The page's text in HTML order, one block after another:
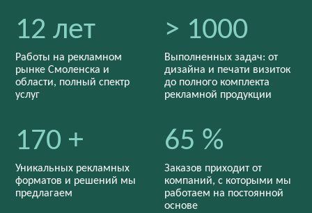
12 лет
Работы на рекламном
рынке Смоленска и
области, полный спектр
услуг
> 1000
Выполненных задач: от
дизайна и печати визиток
до полного комплекта
рекламной продукции
170 +
Уникальных рекламных
форматов и решений мы
предлагаем
65 %
Заказов приходит от
компаний, с которыми мы
работаем на постоянной
основе